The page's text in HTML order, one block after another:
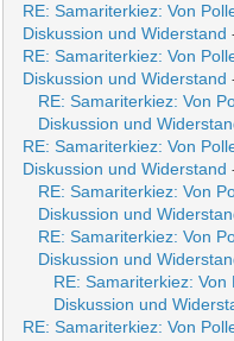
RE: Samariterkiez: Von
Diskussion und Widerstand
RE: Samariterkiez: Von
Diskussion und Widerstand
RE: Samariterkiez: Von
Diskussion und
RE: Samariterkiez: Von
Diskussion und Widerstand
RE: Samariterkiez: Von
Diskussion und
RE: Samariterkiez: Von
Diskussion und
RE: Samariterkiez:
Diskussion und
RE: Samariterkiez: Von